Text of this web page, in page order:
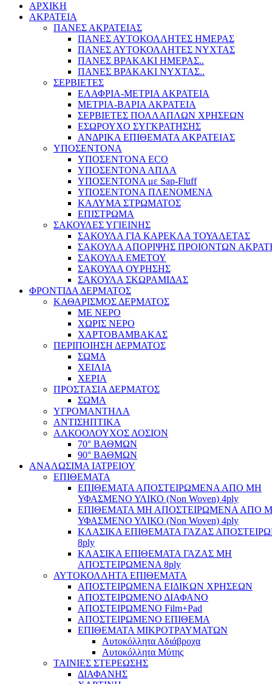
ΑΡΧΙΚΗ
ΑΚΡΑΤΕΙΑ
ΠΑΝΕΣ ΑΚΡΑΤΕΙΑΣ
ΠΑΝΕΣ ΑΥΤΟΚΟΛΛΗΤΕΣ ΗΜΕΡΑΣ
ΠΑΝΕΣ ΑΥΤΟΚΟΛΛΗΤΕΣ ΝΥΧΤΑΣ
ΠΑΝΕΣ ΒΡΑΚΑΚΙ ΗΜΕΡΑΣ..
ΠΑΝΕΣ ΒΡΑΚΑΚΙ ΝΥΧΤΑΣ..
ΣΕΡΒΙΕΤΕΣ
ΕΛΑΦΡΙΑ-ΜΕΤΡΙΑ ΑΚΡΑΤΕΙΑ
ΜΕΤΡΙΑ-ΒΑΡΙΑ ΑΚΡΑΤΕΙΑ
ΣΕΡΒΙΕΤΕΣ ΠΟΛΛΑΠΛΩΝ ΧΡΗΣΕΩΝ
ΕΣΩΡΟΥΧΟ ΣΥΓΚΡΑΤΗΣΗΣ
ΑΝΔΡΙΚΑ ΕΠΙΘΕΜΑΤΑ ΑΚΡΑΤΕΙΑΣ
ΥΠΟΣΕΝΤΟΝΑ
ΥΠΟΣΕΝΤΟΝΑ ECO
ΥΠΟΣΕΝΤΟΝΑ ΑΠΛΑ
ΥΠΟΣΕΝΤΟΝΑ με Sap-Fluff
ΥΠΟΣΕΝΤΟΝΑ ΠΛΕΝΟΜΕΝΑ
ΚΑΛΥΜΑ ΣΤΡΩΜΑΤΟΣ
ΕΠΙΣΤΡΩΜΑ
ΣΑΚΟΥΛΕΣ ΥΓΙΕΙΝΗΣ
ΣΑΚΟΥΛΑ ΓΙΑ ΚΑΡΕΚΛΑ ΤΟΥΑΛΕΤΑΣ
ΣΑΚΟΥΛΑ ΑΠΟΡΙΨΗΣ ΠΡΟΙΟΝΤΩΝ
ΣΑΚΟΥΛΑ ΕΜΕΤΟΥ
ΣΑΚΟΥΛΑ ΟΥΡΗΣΗΣ
ΣΑΚΟΥΛΑ ΣΚΩΡΑΜΙΔΑΣ
ΦΡΟΝΤΙΔΑ ΔΕΡΜΑΤΟΣ
ΚΑΘΑΡΙΣΜΟΣ ΔΕΡΜΑΤΟΣ
ΜΕ ΝΕΡΟ
ΧΩΡΙΣ ΝΕΡΟ
ΧΑΡΤΟΒΑΜΒΑΚΑΣ
ΠΕΡΙΠΟΙΗΣΗ ΔΕΡΜΑΤΟΣ
ΣΩΜΑ
ΧΕΙΛΙΑ
ΧΕΡΙΑ
ΠΡΟΣΤΑΣΙΑ ΔΕΡΜΑΤΟΣ
ΣΩΜΑ
ΥΓΡΟΜΑΝΤΗΛΑ
ΑΝΤΙΣΗΠΤΙΚΑ
ΑΛΚΟΟΛΟΥΧΟΣ ΛΟΣΙΟΝ
70° ΒΑΘΜΩΝ
90° ΒΑΘΜΩΝ
ΑΝΑΛΩΣΙΜΑ ΙΑΤΡΕΙΟΥ
ΕΠΙΘΕΜΑΤΑ
ΕΠΙΘΕΜΑΤΑ ΑΠΟΣΤΕΙΡΩΜΕΝΑ ΑΠΟ ΜΗ
ΥΦΑΣΜΕΝΟ ΥΛΙΚΟ (Non Woven) 4ply
ΕΠΙΘΕΜΑΤΑ ΜΗ ΑΠΟΣΤΕΙΡΩΜΕΝΑ ΑΠΟ
ΥΦΑΣΜΕΝΟ ΥΛΙΚΟ (Non Woven) 4ply
ΚΛΑΣΙΚΑ ΕΠΙΘΕΜΑΤΑ ΓΑΖΑΣ
8ply
ΚΛΑΣΙΚΑ ΕΠΙΘΕΜΑΤΑ ΓΑΖΑΣ ΜΗ
ΑΠΟΣΤΕΙΡΩΜΕΝΑ 8ply
ΑΥΤΟΚΟΛΛΗΤΑ ΕΠΙΘΕΜΑΤΑ
ΑΠΟΣΤΕΙΡΩΜΕΝΑ ΕΙΔΙΚΩΝ ΧΡΗΣΕΩΝ
ΑΠΟΣΤΕΙΡΩΜΕΝΟ ΔΙΑΦΑΝΟ
ΑΠΟΣΤΕΙΡΩΜΕΝΟ Film+Pad
ΑΠΟΣΤΕΙΡΩΜΕΝΟ ΕΠΙΘΕΜΑ
ΕΠΙΘΕΜΑΤΑ ΜΙΚΡΟΤΡΑΥΜΑΤΩΝ
Αυτοκόλλητα Αδιάβροχα
Αυτοκόλλητα Μύτης
ΤΑΙΝΙΕΣ ΣΤΕΡΕΩΣΗΣ
ΔΙΑΦΑΝΗΣ